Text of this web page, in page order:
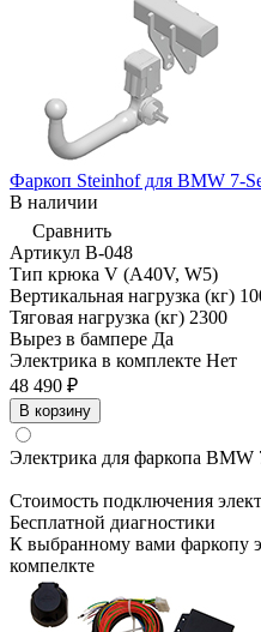
Фаркоп Steinhof для BMW 7-
В наличии
Сравнить
Артикул B-048
Тип крюка V (A40V, W5)
Вертикальная нагрузка (кг)
Тяговая нагрузка (кг) 2300
Вырез в бампере Да
Электрика в комплекте Нет
48 490 ₽
В корзину
Электрика для фаркопа BMW
Стоимость подключения
Бесплатной диагностики
К выбранному вами фаркопу
компелкте